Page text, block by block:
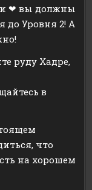
❤ вы должны
до Уровня 2! А
руду Хадре,
в
что
на хорошем